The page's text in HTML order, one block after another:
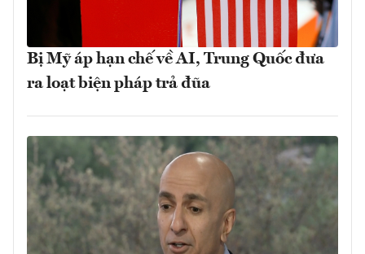
Bị Mỹ áp hạn chế về AI, Trung Quốc đưa
ra loạt biện pháp trả đũa